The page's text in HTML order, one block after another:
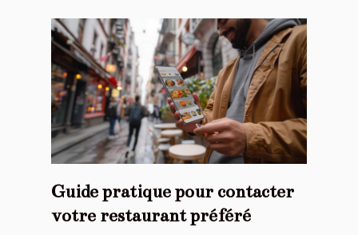
Guide pratique pour contacter
votre restaurant préféré